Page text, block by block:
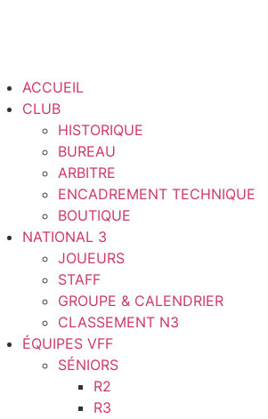
ACCUEIL
CLUB
HISTORIQUE
BUREAU
ARBITRE
ENCADREMENT TECHNIQUE
BOUTIQUE
NATIONAL 3
JOUEURS
STAFF
GROUPE & CALENDRIER
CLASSEMENT N3
ÉQUIPES VFF
SÉNIORS
R2
R3